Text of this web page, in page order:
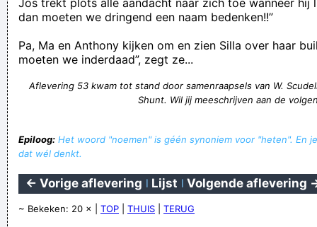
Jos trekt plots alle aandacht naar zich toe wanneer hij
dan moeten we dringend een naam bedenken!!”
Pa, Ma en Anthony kijken om en zien Silla over haar
moeten we inderdaad”, zegt ze...
Aflevering 53 kwam tot stand door samenraapsels van W.
Shunt. Wil jij meeschrijven aan de
Epiloog: Het woord "noemen" is géén synoniem voor "heten". En
dat wél denkt.
← Vorige aflevering | Lijst | Volgende aflevering
~ Bekeken: 20 × | TOP THUIS TERUG